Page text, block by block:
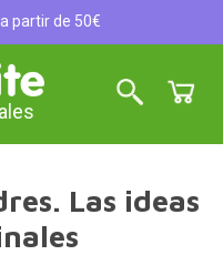
partir de 50€
Las ideas